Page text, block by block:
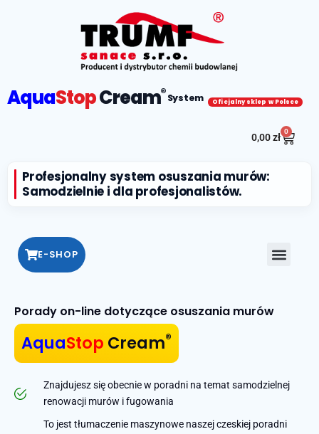
AquaStopCream®System Oficjalny sklep w Polsce
0,00zł
0
Profesjonalny system osuszania murów:
Samodzielnie i dla profesjonalistów.
E-SHOP
Porady on-line dotyczące osuszania murów
AquaStop Cream®
Znajdujesz się obecnie w poradni na temat samodzielnej
renowacji murów i fugowania
To jest tłumaczenie maszynowe naszej czeskiej poradni